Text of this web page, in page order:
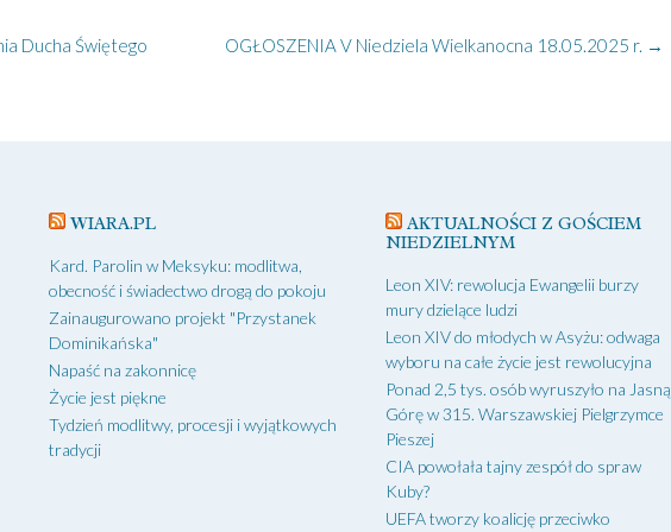
OGŁOSZENIA V Niedziela Wielkanocna 18.05.2025 r. →
Ducha Świętego
WIARA.PL
Kard. Parolin w Meksyku: modlitwa,
obecność i świadectwo drogą do pokoju
Zainaugurowano projekt "Przystanek
Dominikańska"
Napaść na zakonnicę
Życie jest piękne
Tydzień modlitwy, procesji i wyjątkowych
tradycji
AKTUALNOŚCI Z GOŚCIEM
NIEDZIELNYM
Leon XIV: rewolucja Ewangelii burzy
mury dzielące ludzi
Leon XIV do młodych w Asyżu: odwaga
wyboru na całe życie jest rewolucyjna
Ponad 2,5 tys. osób wyruszyło na Jasną
Górę w 315. Warszawskiej Pielgrzymce
Pieszej
CIA powołała tajny zespół do spraw
Kuby?
UEFA tworzy koalicję przeciwko